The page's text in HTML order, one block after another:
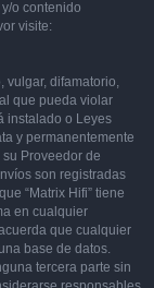
o contenido
visite:
vulgar, difamatorio,
que pueda violar
instalado o Leyes
y permanentemente
Proveedor de
son registradas
“Matrix Hifi” tiene
en cualquier
que cualquier
base de datos.
tercera parte sin